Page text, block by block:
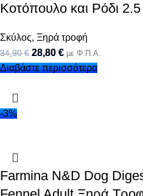
Κοτόπουλο και Ρόδι
Σκύλος, Ξηρά τροφή
34,90€ 28,80 € με Φ.Π.Α.
Διαβάστε περισσότερα
-3%
Farmina N&D Dog